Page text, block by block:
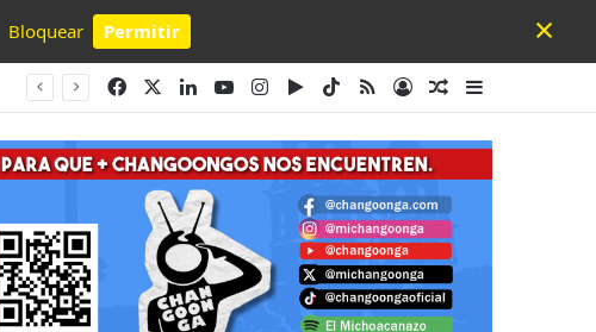
Bloquear Permitir
Powered by SendPulse
×
FacebookLinkedInYouTubeInstagram
Google Play
TikTok
RSSAccesoPublicación al
Barra lateral